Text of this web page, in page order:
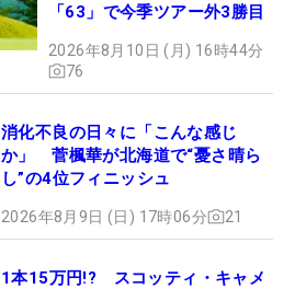
「63」で今季ツアー外3勝目
2026年8月10日 (月) 16時44分
76
消化不良の日々に「こんな感じ
か」 菅楓華が北海道で“憂さ晴ら
し”の4位フィニッシュ
2026年8月9日 (日) 17時06分 21
1本15万円!? スコッティ・キャメ